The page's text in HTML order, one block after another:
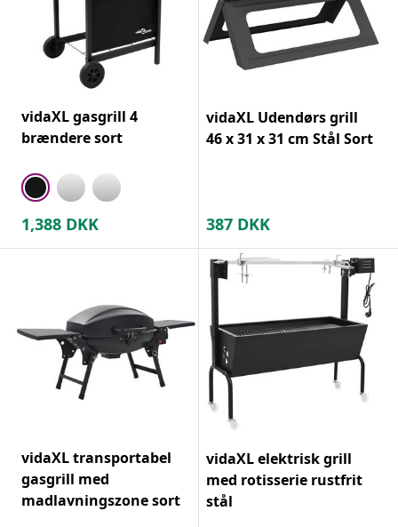
vidaXL gasgrill 4
brændere sort
1,388 DKK
vidaXL Udendørs grill
46 x 31 x 31 cm Stål Sort
387 DKK
vidaXL transportabel
gasgrill med
madlavningszone sort
vidaXL elektrisk grill
med rotisserie rustfrit
stål